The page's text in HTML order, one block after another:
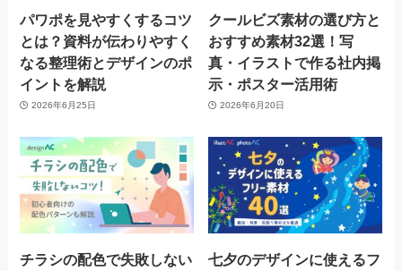
パワポを見やすくするコツ
とは？資料が伝わりやすく
なる整理術とデザインのポ
イントを解説
2026年6月25日
クールビズ素材の選び方と
おすすめ素材32選！写
真・イラストで作る社内掲
示・ポスター活用術
2026年6月20日
チラシの配色で失敗しない
七夕のデザインに使えるフ